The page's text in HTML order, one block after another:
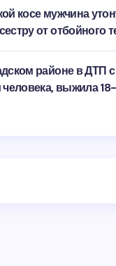
косе мужчина
от отбойного
районе в ДТП
человека, выжила